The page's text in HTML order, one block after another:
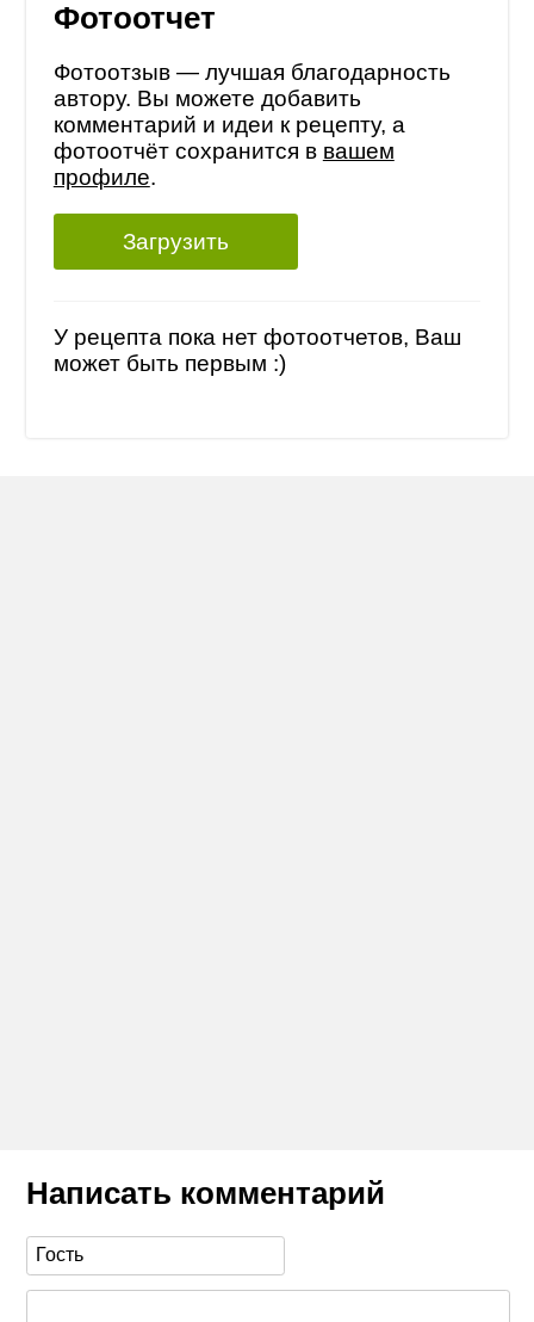
Фотоотчет
Фотоотзыв — лучшая благодарность
автору. Вы можете добавить
комментарий и идеи к рецепту, а
фотоотчёт сохранится в вашем
профиле.
Загрузить
У рецепта пока нет фотоотчетов, Ваш
может быть первым :)
Написать комментарий